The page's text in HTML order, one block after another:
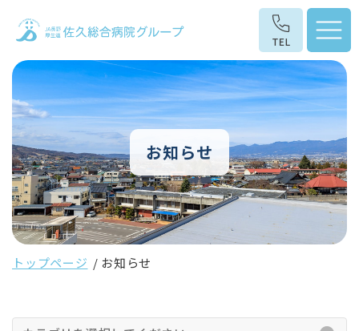
お知らせ
トップページ お知らせ